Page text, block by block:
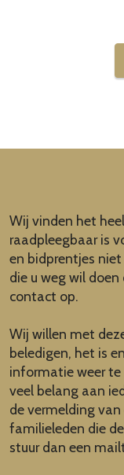
Wij vinden het
raadpleegbaar is
en bidprentjes
die u weg wil
contact op.
Wij willen met
beledigen, het is
informatie weer
veel belang aan
de vermelding
familieleden die
stuur dan een